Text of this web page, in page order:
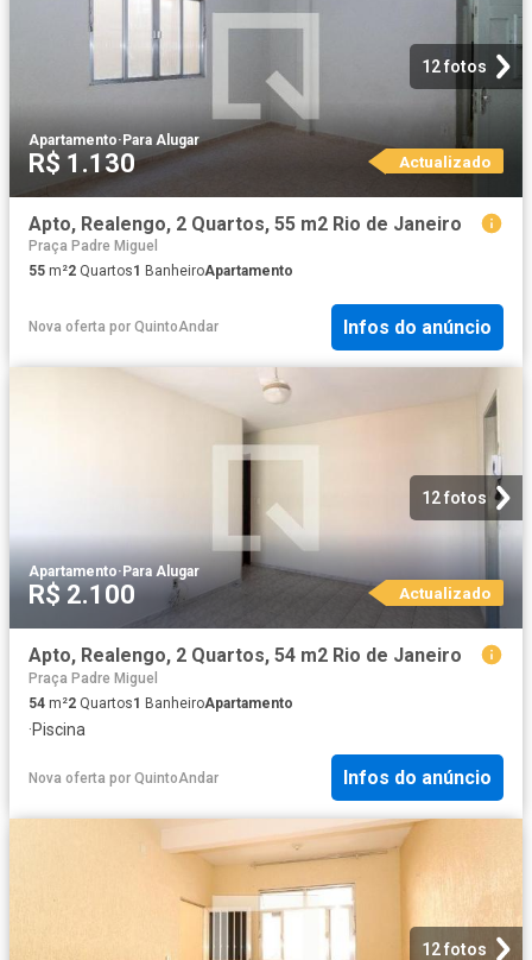
12 fotos
Apartamento·Para Alugar
R$ 1.130 Actualizado
Apto, Realengo, 2 Quartos, 55 m2 Rio de Janeiro
Praça Padre Miguel
55 m²2 Quartos1 BanheiroApartamento
Nova oferta por QuintoAndar Infos do anúncio
12 fotos
Apartamento· Para Alugar
R$ 2.100 Actualizado
Apto, Realengo, 2 Quartos, 54 m2 Rio de Janeiro
Praça Padre Miguel
54 m²2 Quartos1 BanheiroApartamento
·Piscina
Nova oferta por QuintoAndar Infos do anúncio
12 fotos